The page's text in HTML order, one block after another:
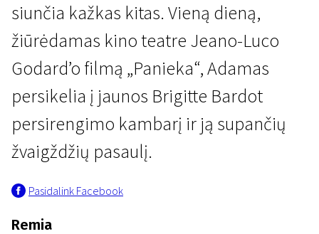
Kertant Europą
Brigitte Bardot amžiams
2 val. 1 min. | Drama | N-16
siunčia kažkas kitas. Vieną dieną,
žiūrėdamas kino teatre Jeano-Luco
Godard’o filmą „Panieka“, Adamas
persikelia į jaunos Brigitte Bardot
persirengimo kambarį ir ją supančių
žvaigždžių pasaulį.
Pasidalink Facebook
Remia